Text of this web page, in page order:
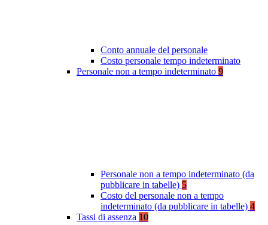
Conto annuale del personale
Costo personale tempo indeterminato
Personale non a tempo indeterminato 9
Personale non a tempo indeterminato (da
pubblicare in tabelle) 5
Costo del personale non a tempo
indeterminato (da pubblicare in tabelle) 4
Tassi di assenza 10